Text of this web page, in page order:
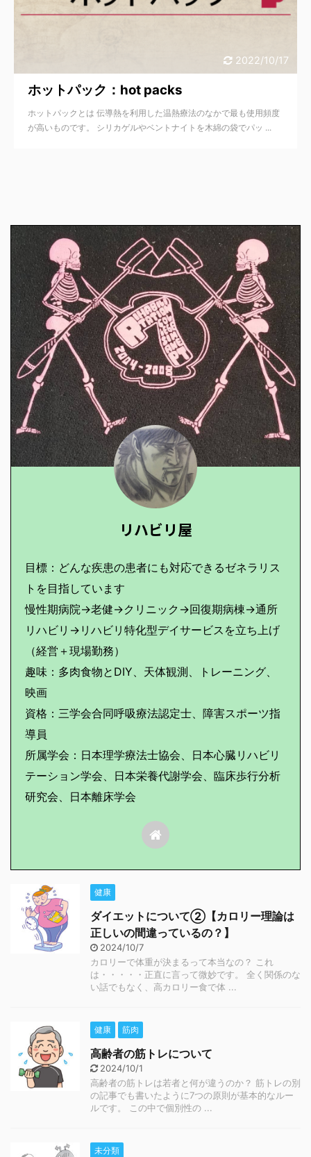
2022/10/17
ホットパック：hot packs
ホットパックとは 伝導熱を利用した温熱療法のなかで最も使用頻度
が高いものです。 シリカゲルやベントナイトを木綿の袋でパッ ...
リハビリ屋
目標：どんな疾患の患者にも対応できるゼネラリス
トを目指しています
慢性期病院→老健→クリニック→回復期病棟→通所
リハビリ→リハビリ特化型デイサービスを立ち上げ
（経営＋現場勤務）
趣味：多肉食物とDIY、天体観測、トレーニング、
映画
資格：三学会合同呼吸療法認定士、障害スポーツ指
導員
所属学会：日本理学療法士協会、日本心臓リハビリ
テーション学会、日本栄養代謝学会、臨床歩行分析
研究会、日本離床学会
健康
ダイエットについて②【カロリー理論は
正しいの間違っているの？】
2024/10/7
カロリーで体重が決まるって本当なの？ これ
は・・・・・正直に言って微妙です。 全く関係のな
い話でもなく、高カロリー食で体 ...
健康 筋肉
高齢者の筋トレについて
2024/10/1
高齢者の筋トレは若者と何が違うのか？ 筋トレの別
の記事でも書いたように7つの原則が基本的なルー
ルです。 この中で個別性の ...
未分類